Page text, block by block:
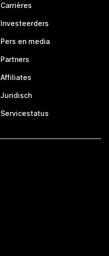
Carrières
Investeerders
Pers en media
Partners
Affiliates
Juridisch
Servicestatus